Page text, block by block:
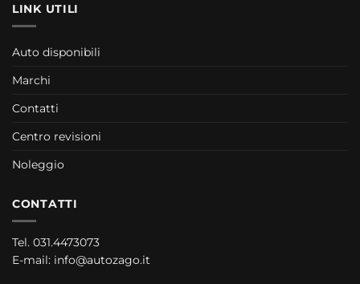
LINK UTILI
Auto disponibili
Marchi
Contatti
Centro revisioni
Noleggio
CONTATTI
Tel. 031.4473073
E-mail: info@autozago.it